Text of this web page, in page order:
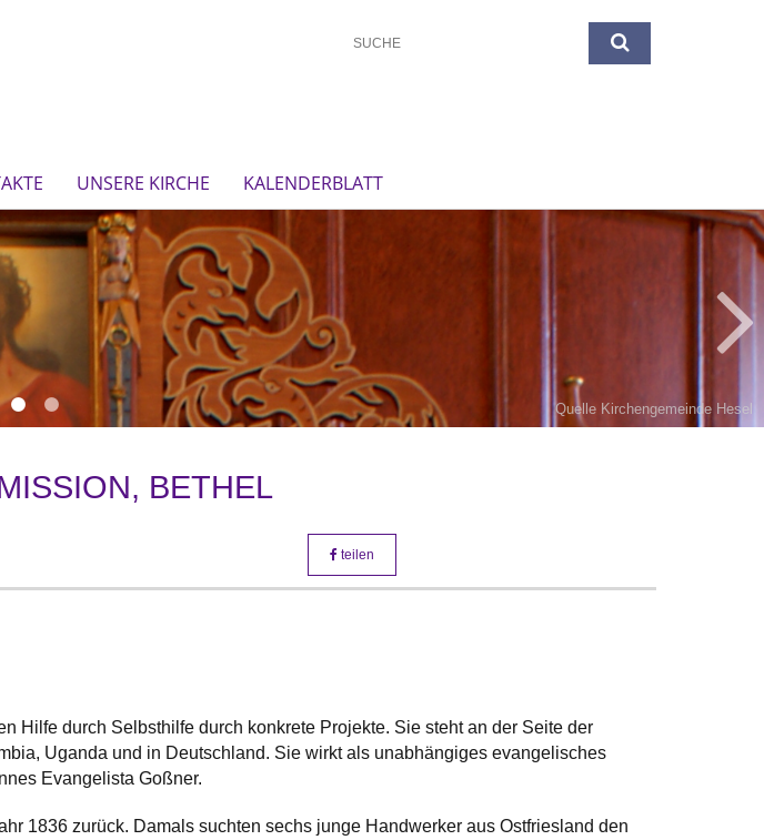
UNSERE KIRCHE KALENDERBLATT
Quelle Kirchengemeinde Hesel
BETHEL
teilen
Hilfe durch Selbsthilfe durch konkrete Projekte. Sie steht an der Seite der
Uganda und in Deutschland. Sie wirkt als unabhängiges evangelisches
Evangelista Goßner.
1836 zurück. Damals suchten sechs junge Handwerker aus Ostfriesland den